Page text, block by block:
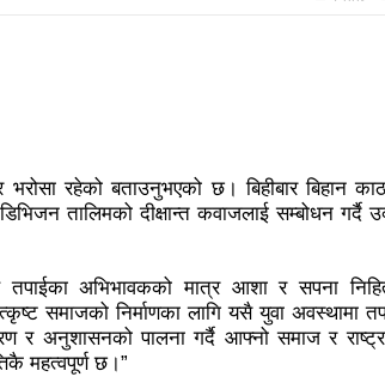
सहिद स्मृति दिवसमा माओवादी
काउन्सिलद्वारा ४ वटा सञ्चार माध्यमको कालोसूची
वितरण
भरतपुरको मुख्य सडकमा
कारोबार
बाघले झम्टिँदा मोटरसाइकलमा
गर्ने
उपनिर्वाचन २०८१: एमालेभन्दा
आजै हुने
उपचुनाव सकियो: ६२ प्रतिशतभन्दा
रहेको बताउनुभएको छ। बिहीबार बिहान
तालिमको दीक्षान्त कवाजलाई सम्बोधन गर्दै
तपाईका अभिभावकको मात्र आशा र सपना
समाजको निर्माणका लागि यसै युवा अवस्थामा
पालना गर्दै आफ्नो समाज र
महत्वपूर्ण छ।”